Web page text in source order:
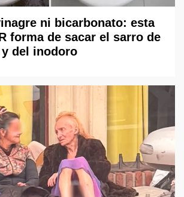
ni bicarbonato: esta
forma de sacar el sarro de
del inodoro